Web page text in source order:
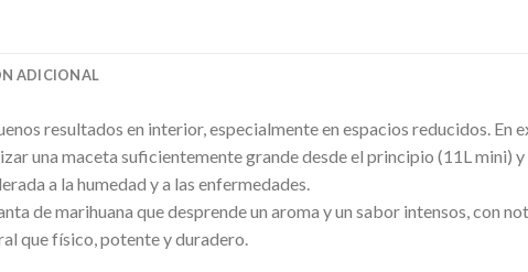
ADICIONAL
resultados en interior, especialmente en espacios reducidos.
una maceta suficientemente grande desde el principio (11L
a la humedad y a las enfermedades.
de marihuana que desprende un aroma y un sabor intensos, con
que físico, potente y duradero.